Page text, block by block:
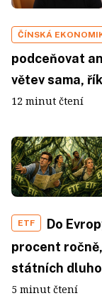
ČÍNSKÁ
podceňovat
větev sama,
12 minut čtení
ETF
Do
procent
státních
5 minut čtení